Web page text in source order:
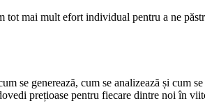
tot mai mult efort individual pentru a ne
se generează, cum se analizează și cum
prețioase pentru fiecare dintre noi în